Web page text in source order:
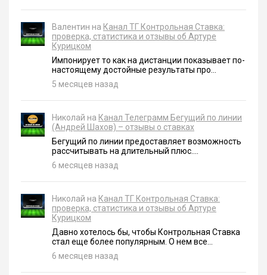
Валентин на Канал ТГ Контрольная Ставка:
проверка, статистика и отзывы об Артуре
Курицком
Импонирует то как на дистанции показывает по-
настоящему достойные результаты про...
5 месяцев назад
Николай на Канал Телеграмм Бегущий по линии
(Андрей Шахов) – отзывы о ставках
Бегущий по линии предоставляет возможность
рассчитывать на длительный плюс....
6 месяцев назад
Николай на Канал ТГ Контрольная Ставка:
проверка, статистика и отзывы об Артуре
Курицком
Давно хотелось бы, чтобы Контрольная Ставка
стал еще более популярным. О нем все...
6 месяцев назад